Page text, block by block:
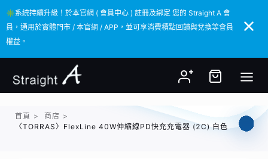
✳️系統持續升級！於本官網 ( 會員中心 ) 註冊及綁定 您的 Straight A 會
員，通用於實體門市 / 本官網 / APP，並可享消費積點回饋與兌換等會員
權益。
✳️系統持續升級！於本官網 ( 會員中心 ) 註冊及綁定 您的 Straight A 會
員，通用於實體門市 / 本官網 / APP，並可享消費積點回饋與兌換等會員
權益。
首頁 > 商店 >
〈TORRAS〉FlexLine 40W伸縮線PD快充充電器 (2C) 白色